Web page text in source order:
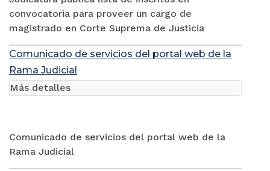
convocatoria para proveer un cargo de
magistrado en Corte Suprema de Justicia
Comunicado de servicios del portal web de la
Rama Judicial
Comunicado de servicios del portal web de la
Rama Judicial
Más detalles